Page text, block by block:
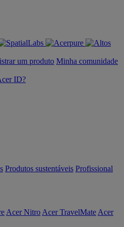
um produto Minha comunidade
ID?
Produtos sustentáveis Profissional
Acer Nitro Acer TravelMate Acer